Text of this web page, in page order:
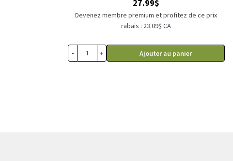
27.99$
Devenez membre premium et profitez de ce prix
rabais : 23.09$ CA
- + Ajouter au panier